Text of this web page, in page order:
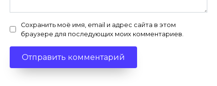
Сохранить моё имя, email и адрес сайта в этом
браузере для последующих моих комментариев.